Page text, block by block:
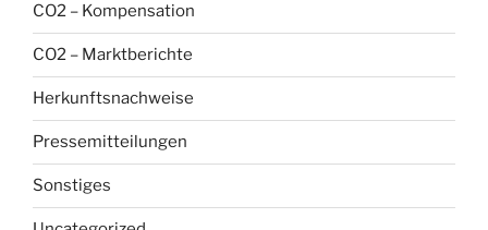
CO2 – Kompensation
CO2 – Marktberichte
Herkunftsnachweise
Pressemitteilungen
Sonstiges